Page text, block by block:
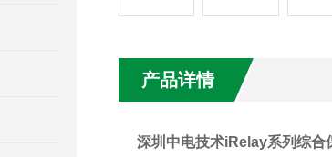
产品详情
深圳中电技术iRelay系列综合